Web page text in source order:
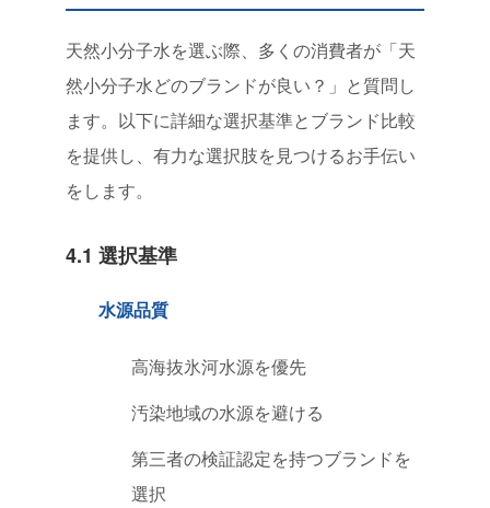
天然小分子水を選ぶ際、多くの消費者が「天
然小分子水どのブランドが良い？」と質問し
ます。以下に詳細な選択基準とブランド比較
を提供し、有力な選択肢を見つけるお手伝い
をします。
4.1 選択基準
水源品質
高海抜氷河水源を優先
汚染地域の水源を避ける
第三者の検証認定を持つブランドを
選択